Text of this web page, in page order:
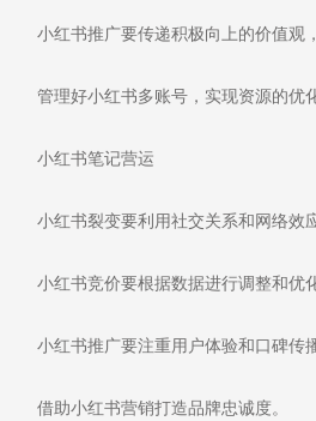
小红书推广要传递积极向上的价值观
管理好小红书多账号，实现资源的优
小红书笔记营运
小红书裂变要利用社交关系和网络效
小红书竞价要根据数据进行调整和优化
小红书推广要注重用户体验和口碑传
借助小红书营销打造品牌忠诚度。